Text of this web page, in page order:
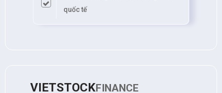
quốc tế
VIETSTOCKFINANCE